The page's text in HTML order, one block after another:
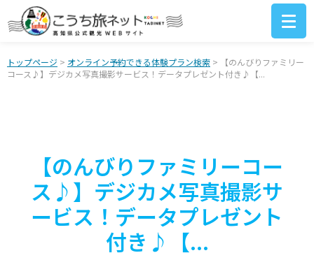
トップページ > オンライン予約できる体験プラン検索 > 【のんびりファミリー
コース♪】デジカメ写真撮影サービス！データプレゼント付き♪【...
【のんびりファミリーコー
ス♪】デジカメ写真撮影サ
ービス！データプレゼント
付き♪【...